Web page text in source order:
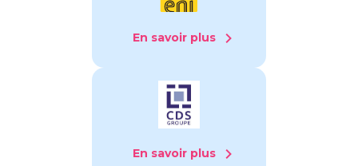
En savoir plus
En savoir plus